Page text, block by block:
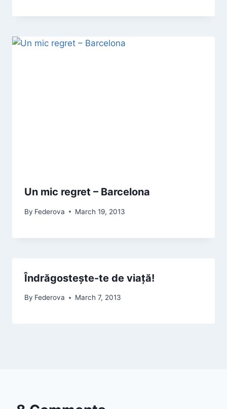
Un mic regret – Barcelona
By Federova March 19, 2013
Îndrăgostește-te de viață!
By Federova March 7, 2013